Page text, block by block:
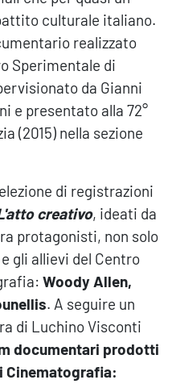
culturale italiano.
realizzato
Sperimentale di
da Gianni
e presentato alla 72°
(2015) nella sezione
di registrazioni
creativo, ideati da
protagonisti, non solo
gli allievi del Centro
Woody Allen,
. A seguire un
di Luchino Visconti
documentari prodotti
Cinematografia: